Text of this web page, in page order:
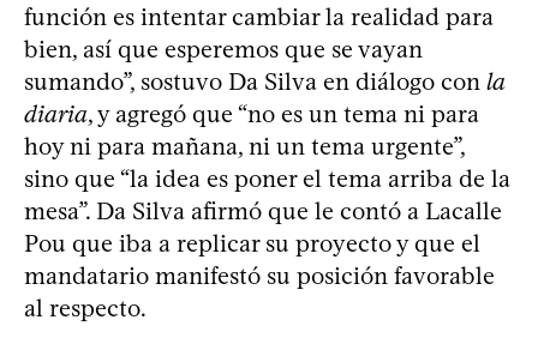
función es intentar cambiar la realidad para
bien, así que esperemos que se vayan
sumando”, sostuvo Da Silva en diálogo con la
diaria, y agregó que “no es un tema ni para
hoy ni para mañana, ni un tema urgente”,
sino que “la idea es poner el tema arriba de la
mesa”. Da Silva afirmó que le contó a Lacalle
Pou que iba a replicar su proyecto y que el
mandatario manifestó su posición favorable
al respecto.